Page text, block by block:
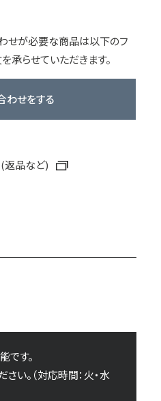
せが必要な商品は以下のフ
承らせていただきます。
わせをする
返品など)
です。
い。（対応時間：火・水